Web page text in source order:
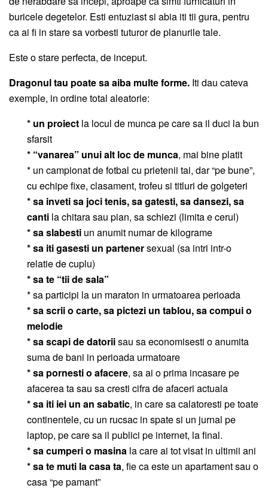
buricele degetelor. Esti entuziast si abia iti tii gura, pentru
ca ai fi in stare sa vorbesti tuturor de planurile tale.
Este o stare perfecta, de inceput.
Dragonul tau poate sa aiba multe forme. Iti dau cateva
exemple, in ordine total aleatorie:
* un proiect la locul de munca pe care sa il duci la bun
sfarsit
* “vanarea” unui alt loc de munca, mai bine platit
* un campionat de fotbal cu prietenii tai, dar “pe bune”,
cu echipe fixe, clasament, trofeu si titluri de golgeteri
* sa inveti sa joci tenis, sa gatesti, sa dansezi, sa
canti la chitara sau pian, sa schiezi (limita e cerul)
* sa slabesti un anumit numar de kilograme
* sa iti gasesti un partenersexual (sa intri intr-o
relatie de cuplu)
* sa te “tii de sala”
* sa participi la un maraton in urmatoarea perioada
* sa scrii o carte, sa pictezi un tablou, sa compui o
melodie
* sa scapi de datoriisau sa economisesti o anumita
suma de bani in perioada urmatoare
* sa pornesti o afacere, sa ai o prima incasare pe
afacerea ta sau sa cresti cifra de afaceri actuala
* sa iti iei un an sabatic, in care sa calatoresti pe toate
continentele, cu un rucsac in spate si un jurnal pe
laptop, pe care sa il publici pe internet, la final.
* sa cumperi o masina la care ai tot visat in ultimii ani
* sa te muti la casa ta, fie ca este un apartament sau o
casa “pe pamant”